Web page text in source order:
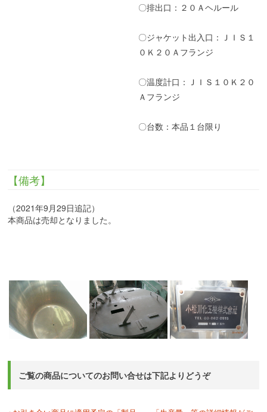
〇排出口：２０Ａヘルール
〇ジャケット出入口：ＪＩＳ１
０Ｋ２０Ａフランジ
〇温度計口：ＪＩＳ１０Ｋ２０
Ａフランジ
〇台数：本品１台限り
【備考】
（2021年9月29日追記）
本商品は売却となりました。
ご覧の商品についてのお問い合せは下記よりどうぞ